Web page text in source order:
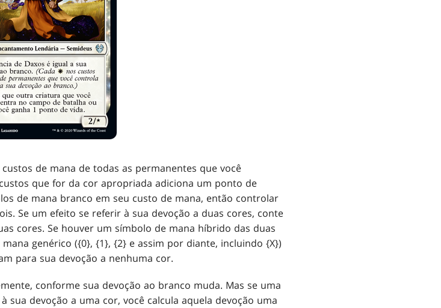
de mana de todas as permanentes que você
que for da cor apropriada adiciona um ponto de
de mana branco em seu custo de mana, então controlar
Se um efeito se referir à sua devoção a duas cores, conte
cores. Se houver um símbolo de mana híbrido das duas
genérico ({0}, {1}, {2} e assim por diante, incluindo {X})
para sua devoção a nenhuma cor.
conforme sua devoção ao branco muda. Mas se uma
sua devoção a uma cor, você calcula aquela devoção uma